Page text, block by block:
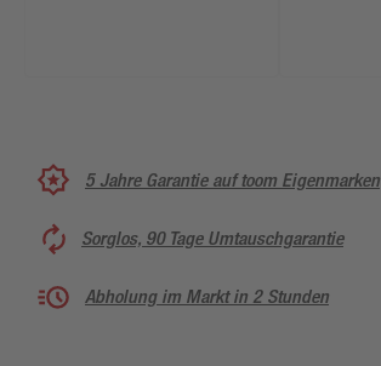
5 Jahre Garantie auf toom Eigenmarken
Sorglos, 90 Tage Umtauschgarantie
Abholung im Markt in 2 Stunden